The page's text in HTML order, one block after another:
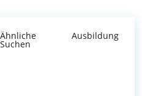
Ähnliche
Suchen
Ausbildung